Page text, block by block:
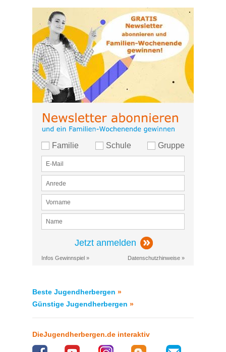
Familie Schule Gruppe
Jetzt anmelden
Infos Gewinnspiel » Datenschutzhinweise »
Beste Jugendherbergen »
Günstige Jugendherbergen »
DieJugendherbergen.de interaktiv